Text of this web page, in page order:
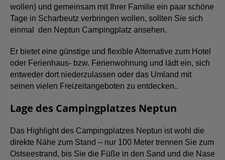
wollen) und gemeinsam mit Ihrer Familie ein paar schöne
Tage in Scharbeutz verbringen wollen, sollten Sie sich
einmal den Neptun Campingplatz ansehen.
Er bietet eine günstige und flexible Alternative zum Hotel
oder Ferienhaus- bzw. Ferienwohnung und lädt ein, sich
entweder dort niederzulassen oder das Umland mit
seinen vielen Freizeitangeboten zu entdecken..
Lage des Campingplatzes Neptun
Das Highlight des Campingplatzes Neptun ist wohl die
direkte Nähe zum Stand – nur 100 Meter trennen Sie zum
Ostseestrand, bis Sie die Füße in den Sand und die Nase